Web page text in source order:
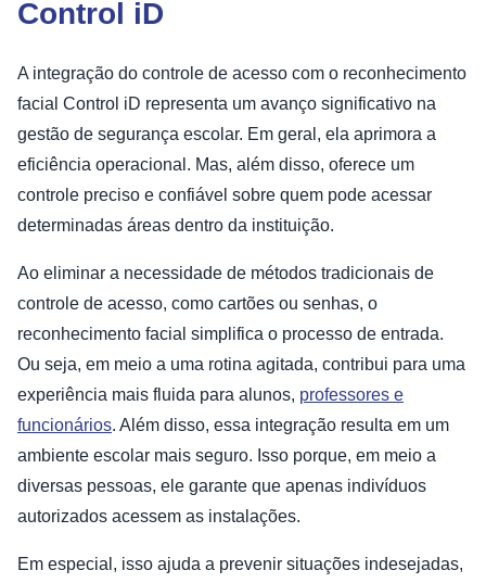
Control iD
A integração do controle de acesso com o reconhecimento
facial Control iD representa um avanço significativo na
gestão de segurança escolar. Em geral, ela aprimora a
eficiência operacional. Mas, além disso, oferece um
controle preciso e confiável sobre quem pode acessar
determinadas áreas dentro da instituição.
Ao eliminar a necessidade de métodos tradicionais de
controle de acesso, como cartões ou senhas, o
reconhecimento facial simplifica o processo de entrada.
Ou seja, em meio a uma rotina agitada, contribui para uma
experiência mais fluida para alunos, professores e
funcionários. Além disso, essa integração resulta em um
ambiente escolar mais seguro. Isso porque, em meio a
diversas pessoas, ele garante que apenas indivíduos
autorizados acessem as instalações.
Em especial, isso ajuda a prevenir situações indesejadas,